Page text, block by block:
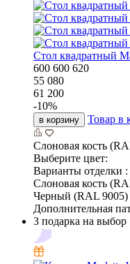
Стол квадратный
600 600 620
55 080
61 200
-10%
в корзину Товар в
Слоновая кость
Выберите цвет:
Варианты отделки :
Слоновая кость
Черный (RAL 9005)
Дополнительная
3 подарка на выбор